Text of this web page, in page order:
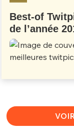
Best-of
de l’année